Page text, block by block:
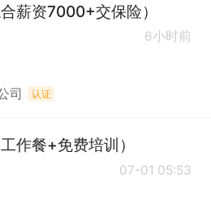
薪资7000+交保险）
6小时前
司 认证
作餐+免费培训）
07-01 05:53